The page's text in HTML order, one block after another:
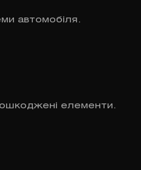
автомобіля.
елементи.